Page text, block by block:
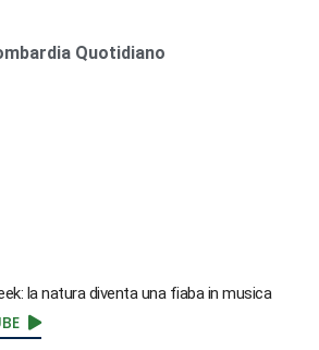
Quotidiano
la natura diventa una fiaba in musica